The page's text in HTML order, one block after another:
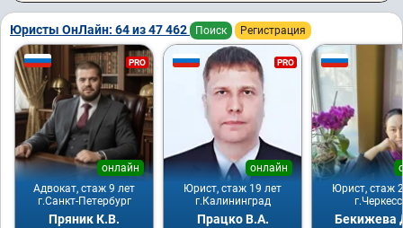
Юристы ОнЛайн: 64 из 47 462 Поиск Регистрация
PRO
Адвокат, стаж 9 лет
онлайн
г.Санкт-Петербург
Пряник К.В.
PRO
Юрист, стаж 19 лет
онлайн
г.Калининград
Працко В.А.
Юрист, стаж
Бекижева